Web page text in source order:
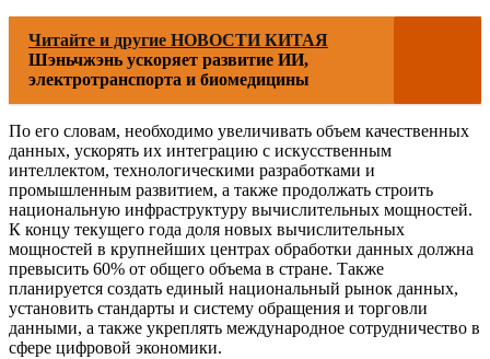
Читайте и другие НОВОСТИ КИТАЯ
Шэньчжэнь ускоряет развитие ИИ,
электротранспорта и биомедицины
По его словам, необходимо увеличивать объем качественных
данных, ускорять их интеграцию с искусственным
интеллектом, технологическими разработками и
промышленным развитием, а также продолжать строить
национальную инфраструктуру вычислительных мощностей.
К концу текущего года доля новых вычислительных
мощностей в крупнейших центрах обработки данных должна
превысить 60% от общего объема в стране. Также
планируется создать единый национальный рынок данных,
установить стандарты и систему обращения и торговли
данными, а также укреплять международное сотрудничество в
сфере цифровой экономики.